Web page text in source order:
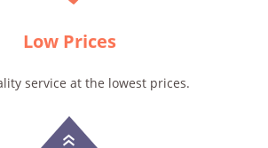
Low Prices
service at the lowest prices.
»